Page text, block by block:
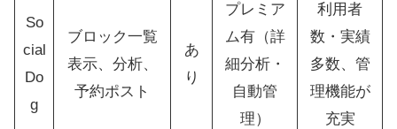
So
cial
Do
g
ブロック一覧
表示、分析、
予約ポスト
あ
り
プレミア
ム有（詳
細分析・
自動管
理）
利用者
数・実績
多数、管
理機能が
充実